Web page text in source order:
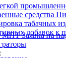
средства
табачных
добавок к
МПТЗаявка на